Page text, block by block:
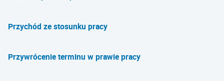
Przychód ze stosunku pracy
Przywrócenie terminu w prawie pracy